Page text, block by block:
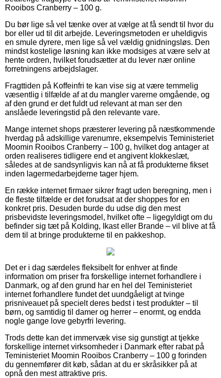
Rooibos Cranberry – 100 g.
Du bør lige så vel tænke over at vælge at få sendt til hvor du
bor eller ud til dit arbejde. Leveringsmetoden er uheldigvis
en smule dyrere, men lige så vel vældig gnidningsløs. Den
mindst kostelige løsning kan ikke modsiges at være selv at
hente ordren, hvilket forudsætter at du lever nær online
forretningens arbejdslager.
Fragttiden på Koffeinfri te kan vise sig at være temmelig
væsentlig i tilfælde af at du mangler varerne omgående, og
af den grund er det fuldt ud relevant at man ser den
anslåede leveringstid på den relevante vare.
Mange internet shops præsterer levering på næstkommende
hverdag på adskillige varenumre, eksempelvis Teministeriet
Moomin Rooibos Cranberry – 100 g, hvilket dog antager at
orden realiseres tidligere end et angivent klokkeslæt,
således at de sandsynligvis kan nå at få produkterne fikset
inden lagermedarbejderne tager hjem.
En række internet firmaer sikrer fragt uden beregning, men i
de fleste tilfælde er det forudsat at der shoppes for en
konkret pris. Desuden burde du udse dig den mest
prisbevidste leveringsmodel, hvilket ofte – ligegyldigt om du
befinder sig tæt på Kolding, Ikast eller Brande – vil blive at få
dem til at bringe produkterne til en pakkeshop.
Det er i dag særdeles fleksibelt for enhver at finde
information om priser fra forskellige internet forhandlere i
Danmark, og af den grund har en hel del Teministeriet
internet forhandlere fundet det uundgåeligt at tvinge
prisniveauet på specielt deres bedst i test produkter – til
børn, og samtidig til damer og herrer – enormt, og endda
nogle gange love gebyrfri levering.
Trods dette kan det immervæk vise sig gunstigt at tjekke
forskellige internet virksomheder i Danmark efter rabat på
Teministeriet Moomin Rooibos Cranberry – 100 g forinden
du gennemfører dit køb, sådan at du er skråsikker på at
opnå den mest attraktive pris.